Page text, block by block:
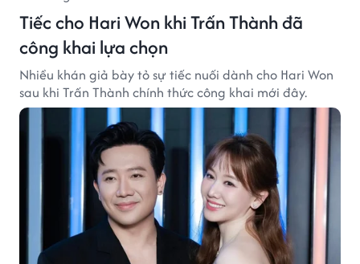
Tiếc cho Hari Won khi Trấn Thành đã
công khai lựa chọn
Nhiều khán giả bày tỏ sự tiếc nuối dành cho Hari Won
sau khi Trấn Thành chính thức công khai mới đây.